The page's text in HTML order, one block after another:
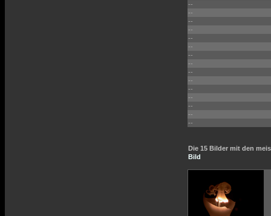
--
--
--
--
--
--
--
--
--
--
--
--
--
--
--
Die 15 Bilder mit den
Bild